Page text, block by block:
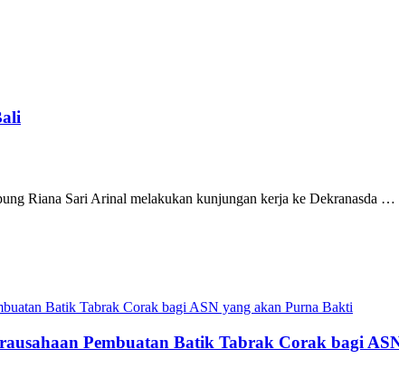
Riana Sari Arinal melakukan kunjungan kerja ke Dekranasda …
Pembuatan Batik Tabrak Corak bagi